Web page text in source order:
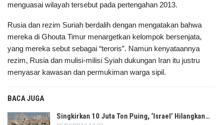
menguasai wilayah tersebut pada pertengahan 2013.
Rusia dan rezim Suriah berdalih dengan mengatakan bahwa
mereka di Ghouta Timur menargetkan kelompok bersenjata,
yang mereka sebut sebagai “teroris”. Namun kenyataannya
rezim, Rusia dan mulisi-milisi Syiah dukungan Iran itu justru
menyasar kawasan dan permukiman warga sipil.
BACA JUGA
Singkirkan 10 Juta Ton Puing, ‘Israel’ Hilangkan…